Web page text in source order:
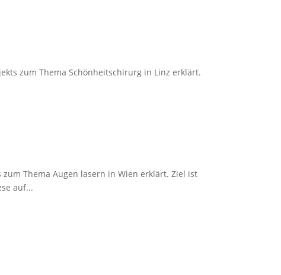
zum Thema Schönheitschirurg in Linz erklärt.
Thema Augen lasern in Wien erklärt. Ziel ist
auf...